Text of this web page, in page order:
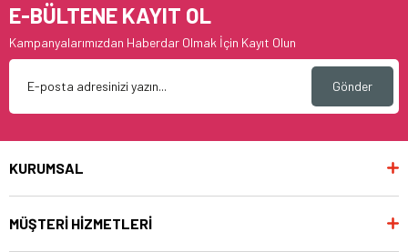
E-BÜLTENE KAYIT OL
Kampanyalarımızdan Haberdar Olmak İçin Kayıt Olun
Gönder
KURUMSAL
MÜŞTERİ HİZMETLERİ